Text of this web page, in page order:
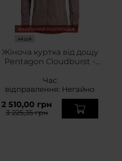
ФІНАЛЬНИЙ РОЗПРОДАЖ
АКЦІЯ
Жіноча куртка від дощу
Pentagon Cloudburst -
Час
відправлення: Негайно
2 510,00 грн
3 225,35 грн